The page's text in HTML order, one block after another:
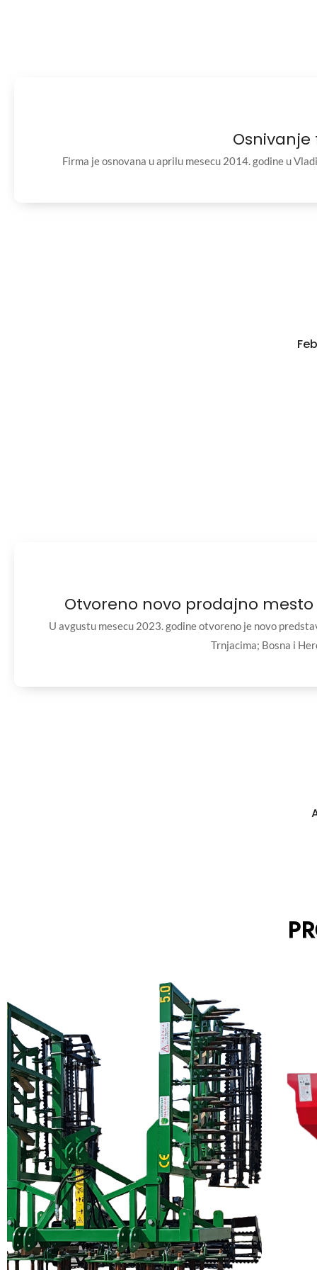
Firma je osnovana u aprilu mesecu 2014. godine u
Otvoreno novo prodajno mesto
U avgustu mesecu 2023. godine otvoreno je novo
Trnjacima; Bosna i